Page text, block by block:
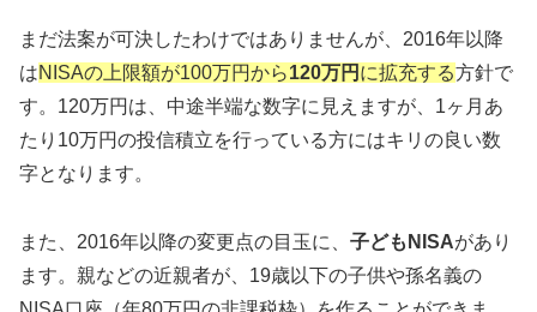
まだ法案が可決したわけではありませんが、2016年以降
はNISAの上限額が100万円から120万円 に拡充する方針で
す。120万円は、中途半端な数字に見えますが、1ヶ月あ
たり10万円の投信積立を行っている方にはキリの良い数
字となります。
また、2016年以降の変更点の目玉に、 子どもNISAがあり
ます。親などの近親者が、19歳以下の子供や孫名義の